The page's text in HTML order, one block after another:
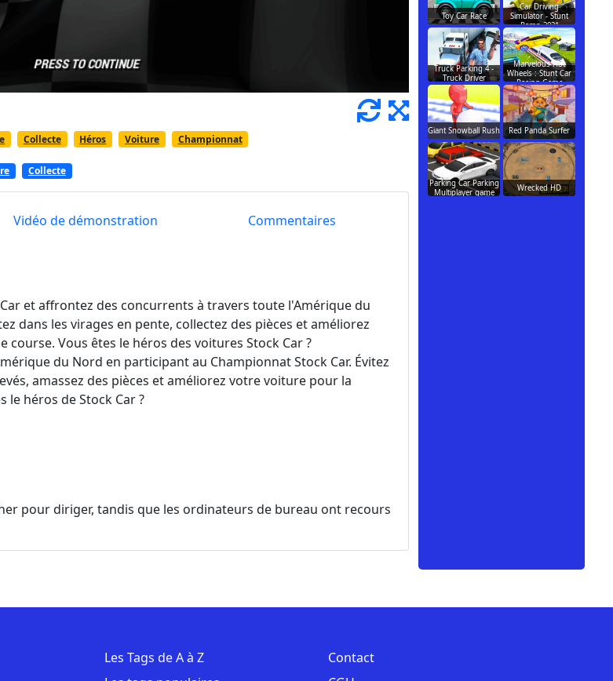
Collecte Héros Voiture Championnat
Collecte
Vidéo de démonstration Commentaires
et affrontez des concurrents à travers toute l'Amérique du
dans les virages en pente, collectez des pièces et améliorez
Vous êtes le héros des voitures Stock Car ?
du Nord en participant au Championnat Stock Car. Évitez
amassez des pièces et améliorez votre voiture pour la
le héros de Stock Car ?
pour diriger, tandis que les ordinateurs de bureau ont recours
Toy Car Race
Car Driving
Simulator - Stunt
Ramp 2021
Truck Parking 4 -
Truck Driver
Marvelous Hot
Wheels : Stunt Car
Racing Game
Giant Snowball Rush Red Panda Surfer
Parking Car Parking
Multiplayer game
Wrecked HD
Les Tags de A à Z
Contact